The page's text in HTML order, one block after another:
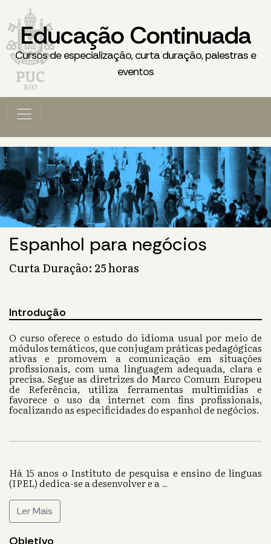
Educação Continuada
Cursos de especialização, curta duração, palestras e
eventos
Espanhol para negócios
Curta Duração: 25 horas
Introdução
O curso oferece o estudo do idioma usual por meio de
módulos temáticos, que conjugam práticas pedagógicas
ativas e promovem a comunicação em situações
profissionais, com uma linguagem adequada, clara e
precisa. Segue as diretrizes do Marco Comum Europeu
de Referência, utiliza ferramentas multimídias e
favorece o uso da internet com fins profissionais,
focalizando as especificidades do espanhol de negócios.
Há 15 anos o Instituto de pesquisa e ensino de línguas
(IPEL) dedica-se a desenvolver e a...
Ler Mais
Objetivo